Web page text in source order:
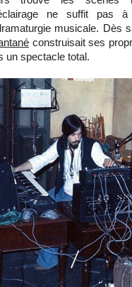
ne suffit pas
musicale. Dès
construisait ses
un spectacle total.